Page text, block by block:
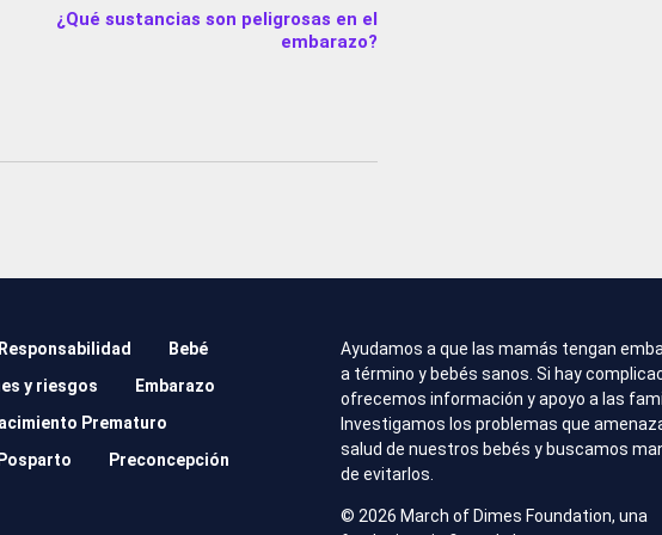
¿Qué sustancias son peligrosas en el
embarazo?
Bebé
y riesgos
Embarazo
Prematuro
Posparto Preconcepción
Ayudamos a que las mamás tengan
a término y bebés sanos. Si hay
ofrecemos información y apoyo a las
Investigamos los problemas que
salud de nuestros bebés y buscamos
de evitarlos.
© 2026 March of Dimes Foundation, una